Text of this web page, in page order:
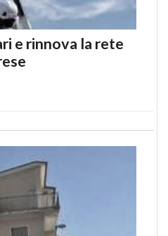
e rinnova la rete